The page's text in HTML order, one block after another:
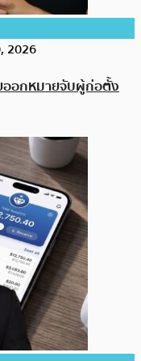
2026
ออกหมายจับผู้ก่อตั้ง